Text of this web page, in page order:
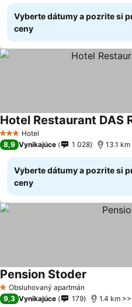
Vyberte dátumy a pozrite si
ceny
3 Počet hviezdičiek
Hotel
Hotel Restaurant DAS
8,9 Vynikajúce 1 028 13.1
Vyberte dátumy a pozrite si
ceny
1 Počet hviezdičiek
Obsluhovaný apartmán
Pension Stoder
9,3 Vynikajúce 179 1.4 km